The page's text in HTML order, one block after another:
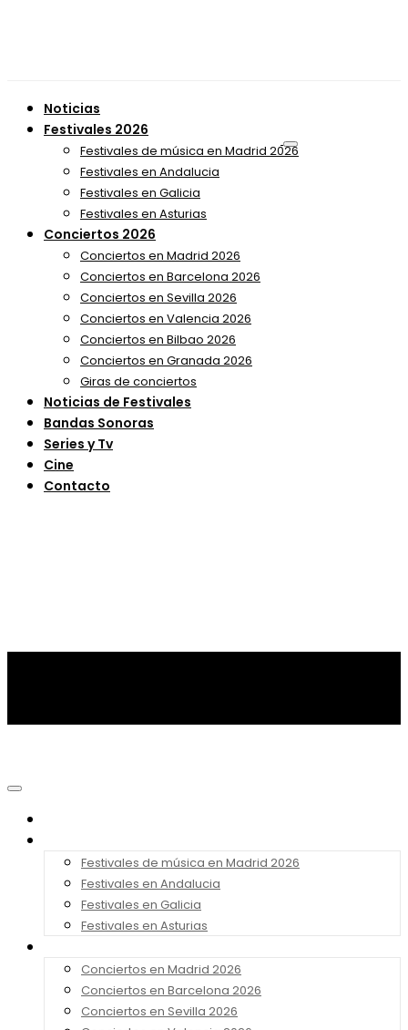
Noticias
Festivales 2026
Festivales de música en Madrid 2026
Festivales en Andalucia
Festivales en Galicia
Festivales en Asturias
Conciertos 2026
Conciertos en Madrid 2026
Conciertos en Barcelona 2026
Conciertos en Sevilla 2026
Conciertos en Valencia 2026
Conciertos en Bilbao 2026
Conciertos en Granada 2026
Giras de conciertos
Noticias de Festivales
Bandas Sonoras
Series y Tv
Cine
Contacto
Festivales de música en Madrid 2026
Festivales en Andalucia
Festivales en Galicia
Festivales en Asturias
Conciertos en Madrid 2026
Conciertos en Barcelona 2026
Conciertos en Sevilla 2026